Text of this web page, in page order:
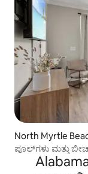
North Myrtle
ಪೂಲ್‌ಗಳು ಮತ್ತು